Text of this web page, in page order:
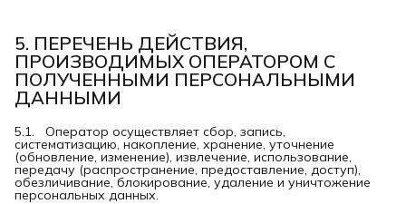
5. ПЕРЕЧЕНЬ ДЕЙСТВИЯ,
ПРОИЗВОДИМЫХ ОПЕРАТОРОМ С
ПОЛУЧЕННЫМИ ПЕРСОНАЛЬНЫМИ
ДАННЫМИ
5.1. Оператор осуществляет сбор, запись,
систематизацию, накопление, хранение, уточнение
(обновление, изменение), извлечение, использование,
передачу (распространение, предоставление, доступ),
обезличивание, блокирование, удаление и уничтожение
персональных данных.